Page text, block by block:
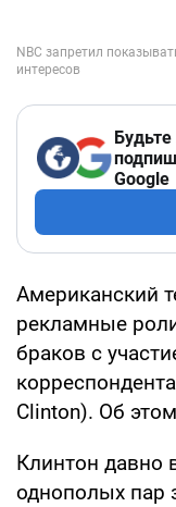
Google
Американский
рекламные
браков с
Clinton). Об
Клинтон давно
однополых пар